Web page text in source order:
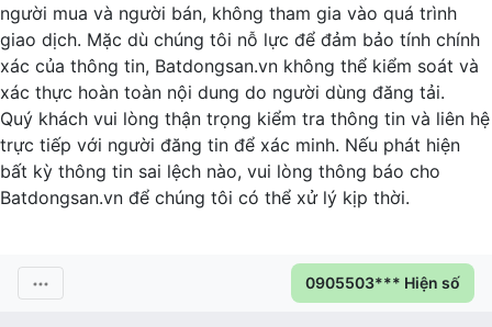
người mua và người bán, không tham gia vào quá trình
giao dịch. Mặc dù chúng tôi nỗ lực để đảm bảo tính chính
xác của thông tin, Batdongsan.vn không thể kiểm soát và
xác thực hoàn toàn nội dung do người dùng đăng tải.
Quý khách vui lòng thận trọng kiểm tra thông tin và liên hệ
trực tiếp với người đăng tin để xác minh. Nếu phát hiện
bất kỳ thông tin sai lệch nào, vui lòng thông báo cho
Batdongsan.vn để chúng tôi có thể xử lý kịp thời.
0905503*** Hiện số